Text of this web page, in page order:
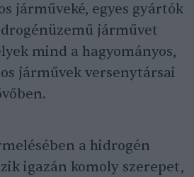
járműveké, egyes gyártók
járművet
mind a hagyományos,
járművek versenytársai
a hidrogén
igazán komoly szerepet,